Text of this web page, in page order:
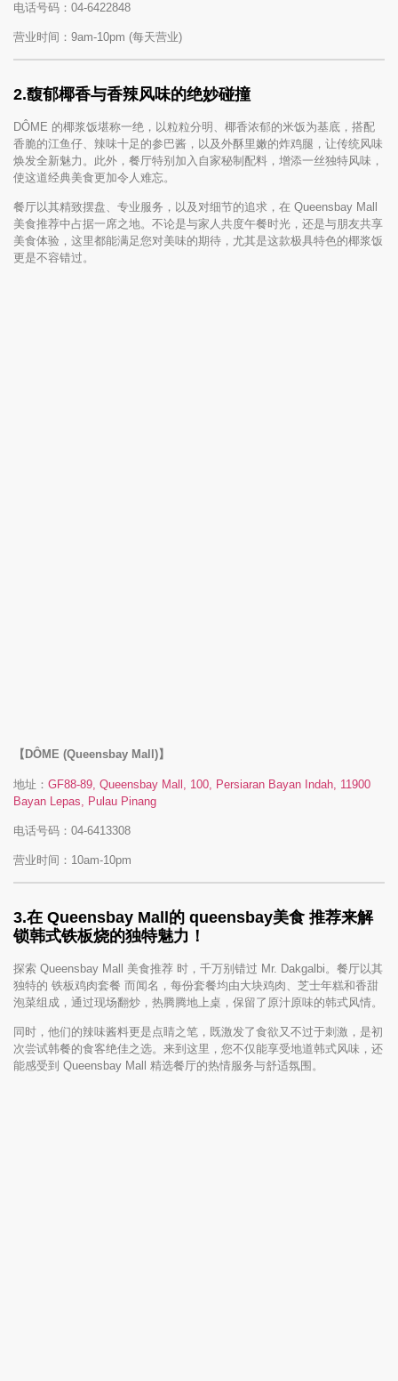
电话号码：04-6422848
营业时间：9am-10pm (每天营业)
2.馥郁椰香与香辣风味的绝妙碰撞
DÔME 的椰浆饭堪称一绝，以粒粒分明、椰香浓郁的米饭为基底，搭配
香脆的江鱼仔、辣味十足的参巴酱，以及外酥里嫩的炸鸡腿，让传统风味
焕发全新魅力。此外，餐厅特别加入自家秘制配料，增添一丝独特风味，
使这道经典美食更加令人难忘。
餐厅以其精致摆盘、专业服务，以及对细节的追求，在 Queensbay Mall
美食推荐中占据一席之地。不论是与家人共度午餐时光，还是与朋友共享
美食体验，这里都能满足您对美味的期待，尤其是这款极具特色的椰浆饭
更是不容错过。
【DÔME (Queensbay Mall)】
地址： GF88-89, Queensbay Mall, 100, Persiaran Bayan Indah, 11900
Bayan Lepas, Pulau Pinang
电话号码：04-6413308
营业时间：10am-10pm
3.在 Queensbay Mall的 queensbay美食 推荐来解
锁韩式铁板烧的独特魅力！
探索 Queensbay Mall 美食推荐 时，千万别错过 Mr. Dakgalbi。餐厅以其
独特的 铁板鸡肉套餐 而闻名，每份套餐均由大块鸡肉、芝士年糕和香甜
泡菜组成，通过现场翻炒，热腾腾地上桌，保留了原汁原味的韩式风情。
同时，他们的辣味酱料更是点睛之笔，既激发了食欲又不过于刺激，是初
次尝试韩餐的食客绝佳之选。来到这里，您不仅能享受地道韩式风味，还
能感受到 Queensbay Mall 精选餐厅的热情服务与舒适氛围。